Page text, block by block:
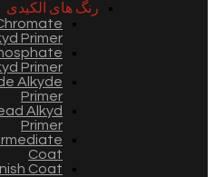
رنگ های آلکیدی
Primer
Primer
Alkyde
Primer
Alkyd
Primer
Coat
Coat